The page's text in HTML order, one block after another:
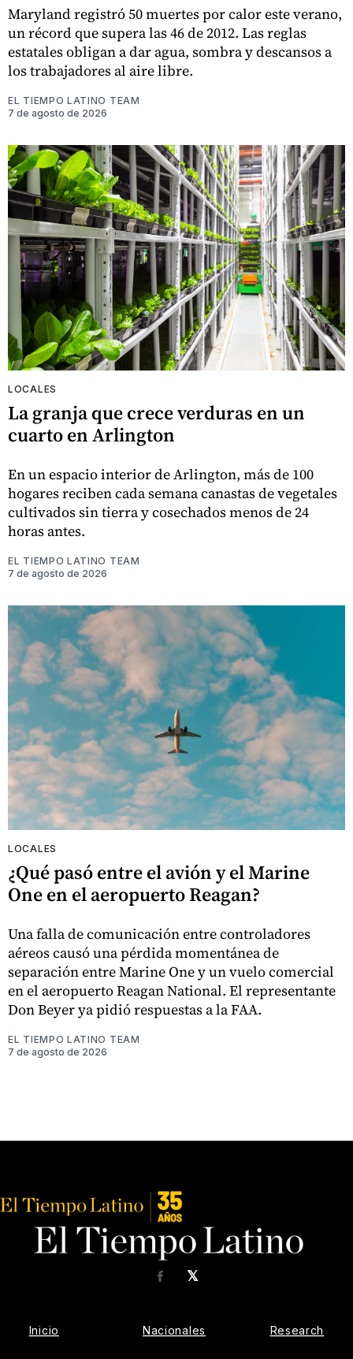
Maryland registró 50 muertes por calor este verano,
un récord que supera las 46 de 2012. Las reglas
estatales obligan a dar agua, sombra y descansos a
los trabajadores al aire libre.
EL TIEMPO LATINO TEAM
7 de agosto de 2026
LOCALES
La granja que crece verduras en un
cuarto en Arlington
En un espacio interior de Arlington, más de 100
hogares reciben cada semana canastas de vegetales
cultivados sin tierra y cosechados menos de 24
horas antes.
EL TIEMPO LATINO TEAM
7 de agosto de 2026
LOCALES
¿Qué pasó entre el avión y el Marine
One en el aeropuerto Reagan?
Una falla de comunicación entre controladores
aéreos causó una pérdida momentánea de
separación entre Marine One y un vuelo comercial
en el aeropuerto Reagan National. El representante
Don Beyer ya pidió respuestas a la FAA.
EL TIEMPO LATINO TEAM
7 de agosto de 2026
𝕏
Facebook
Inicio Nacionales Research